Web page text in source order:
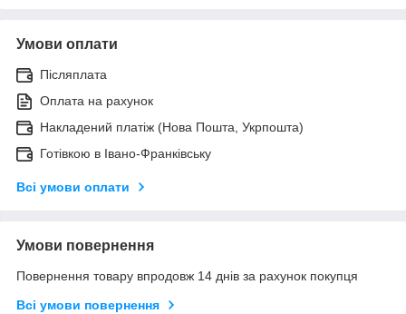
Умови оплати
Післяплата
Оплата на рахунок
Накладений платіж (Нова Пошта, Укрпошта)
Готівкою в Івано-Франківську
Всі умови оплати
Умови повернення
Повернення товару впродовж 14 днів за рахунок покупця
Всі умови повернення